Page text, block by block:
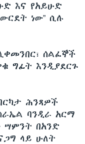
እና የአይሁድ
ነው” ሲሉ
ሰልፈኞች
ግፊት እንዲያደርጉ
ሕንጻዎች
ባንዲራ አርማ
ሣምንት በአንድ
ላይ ሁለት